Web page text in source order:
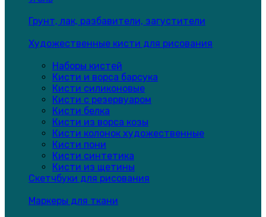
Грунт, лак, разбавители, загустители
Художественные кисти для рисования
Наборы кистей
Кисти и ворса барсука
Кисти силиконовые
Кисти с резервуаром
Кисти белка
Кисти из ворса козы
Кисти колонок художественные
Кисти пони
Кисти синтетика
Кисти из щетины
Скетчбуки для рисования
Маркеры для ткани